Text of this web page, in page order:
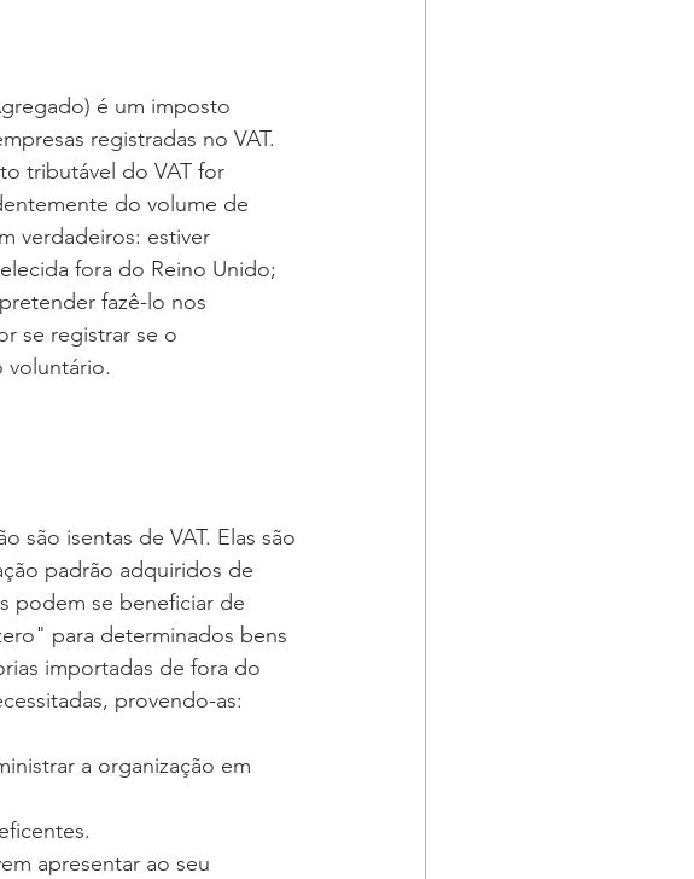
é um imposto
registradas no VAT.
tributável do VAT for
do volume de
verdadeiros: estiver
fora do Reino Unido;
fazê-lo nos
se registrar se o
voluntário.
são isentas de VAT. Elas são
padrão adquiridos de
podem se beneficiar de
para determinados bens
importadas de fora do
provendo-as:
a organização em
apresentar ao seu